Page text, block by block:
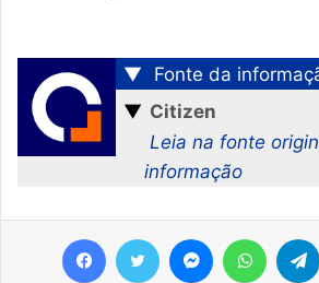
▼
Fonte da
▼ Citizen
Leia na fonte
informação